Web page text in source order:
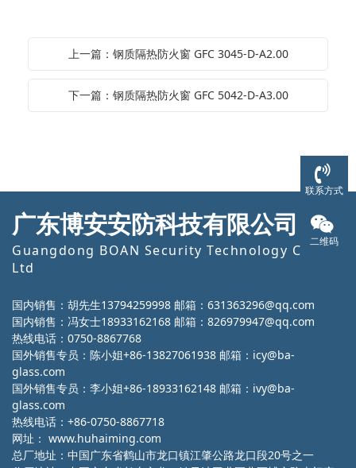
上一篇：钢质隔热防火窗 GFC 3045-D-A2.00
下一篇：钢质隔热防火窗 GFC 5042-D-A3.00
广东博安安防科技有限公司
Guangdong BOAN Security Technology Co.,
Ltd
国内销售：胡先生13794259998 邮箱：631363296@qq.com
国内销售：冯女士18933162168 邮箱：826979947@qq.com
热线电话：0750-8867768
国外销售专员：陈小姐+86-13827061938 邮箱：icy@ba-
glass.com
国外销售专员：李小姐+86-18933162148 邮箱：ivy@ba-
glass.com
热线电话：+86-0750-8867718
网址： www.huhaiming.com
总厂地址：中国广东省鹤山市龙口镇江肇公路龙口段20号之一
联系方式
二维码